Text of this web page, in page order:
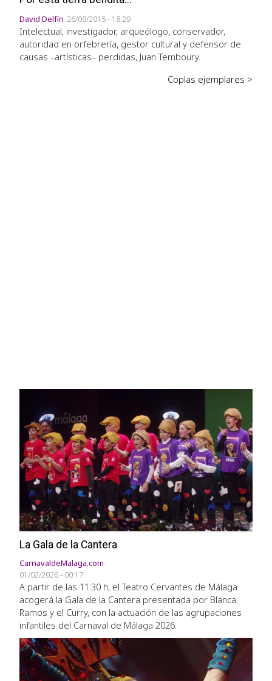
David Delfín 26/09/2015 - 18:29
Intelectual, investigador, arqueólogo, conservador,
autoridad en orfebrería, gestor cultural y defensor de
causas –artísticas– perdidas, Juan Temboury.
Coplas ejemplares >
La Gala de la Cantera
CarnavaldeMalaga.com
01/02/2026 - 00:17
A partir de las 11:30 h, el Teatro Cervantes de Málaga
acogerá la Gala de la Cantera presentada por Blanca
Ramos y el Curry, con la actuación de las agrupaciones
infantiles del Carnaval de Málaga 2026.
Imagen